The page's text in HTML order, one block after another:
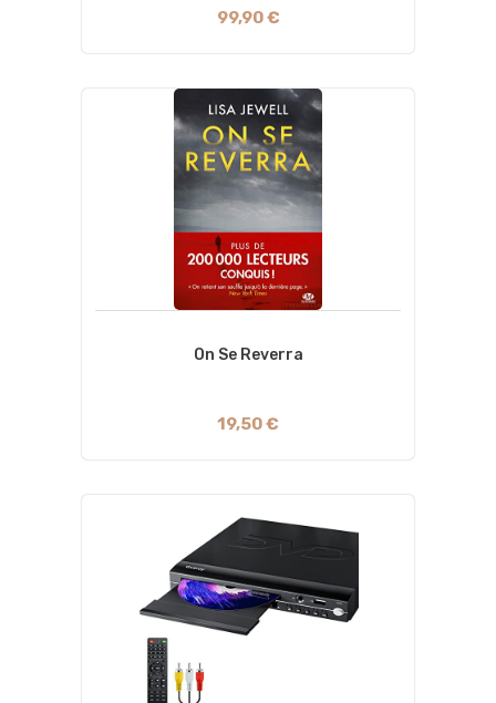
99,90 €
On Se Reverra
19,50 €